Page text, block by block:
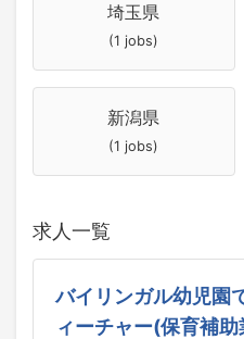
埼玉県
(1 jobs)
新潟県
(1 jobs)
求人一覧
バイリンガル幼児園
ィーチャー(保育補